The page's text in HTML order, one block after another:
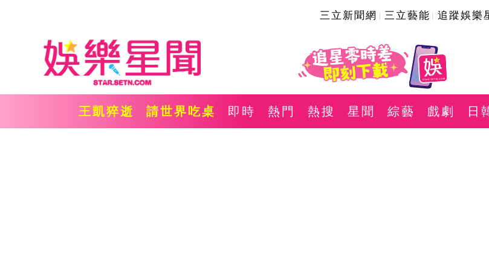
三立新聞網 三立藝能 追蹤娛樂
王凱猝逝 請世界吃桌 即時 熱門 熱搜 星聞 綜藝 戲劇 日